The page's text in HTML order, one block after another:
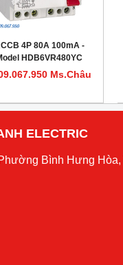
4P 80A 100mA -
HDB6VR480YC
Ms.Châu
ELECTRIC
Bình Hưng Hòa,